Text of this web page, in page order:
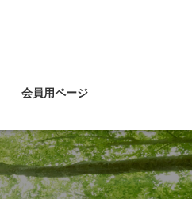
会員用ページ